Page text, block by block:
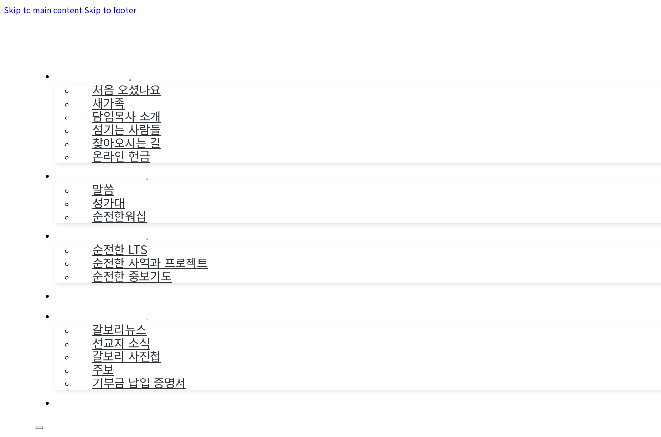
Skip to main content Skip to footer
처음 오셨나요
새가족
담임목사 소개
섬기는 사람들
찾아오시는 길
온라인 헌금
말씀
성가대
순전한워십
순전한 LTS
순전한 사역과 프로젝트
순전한 중보기도
갈보리뉴스
선교지 소식
갈보리 사진첩
주보
기부금 납입 증명서